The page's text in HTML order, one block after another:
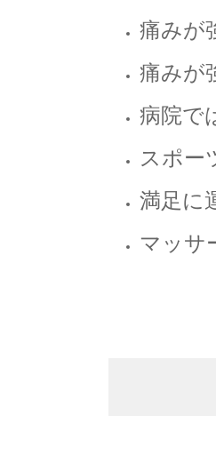
痛みが
痛みが
病院で
スポー
満足に
マッサ